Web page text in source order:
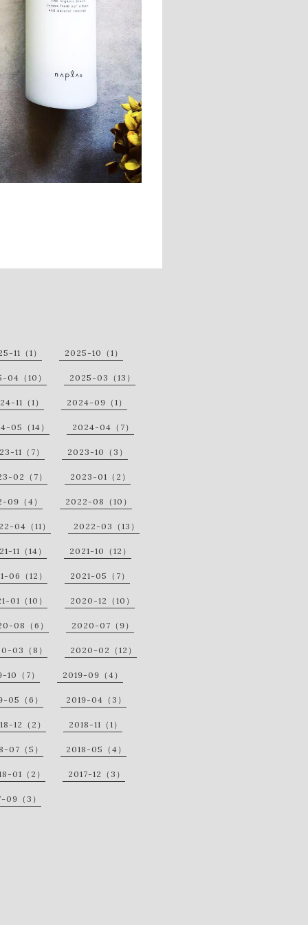
11（1） 2025-10（1）
04（10） 2025-03（13）
11（1） 2024-09（1）
05（14） 2024-04（7）
11（7） 2023-10（3）
02（7） 2023-01（2）
09（4） 2022-08（10）
04（11） 2022-03（13）
11（14） 2021-10（12）
06（12） 2021-05（7）
01（10） 2020-12（10）
08（6） 2020-07（9）
03（8） 2020-02（12）
10（7） 2019-09（4）
05（6） 2019-04（3）
12（2） 2018-11（1）
07（5） 2018-05（4）
01（2） 2017-12（3）
09（3）